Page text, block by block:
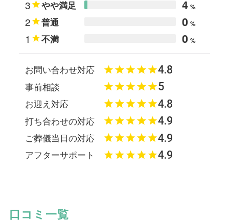
3 やや満足 4 %
2 普通 0 %
1 不満 0 %
お問い合わせ対応 4.8
事前相談 5
お迎え対応 4.8
打ち合わせの対応 4.9
ご葬儀当日の対応 4.9
アフターサポート 4.9
口コミ一覧